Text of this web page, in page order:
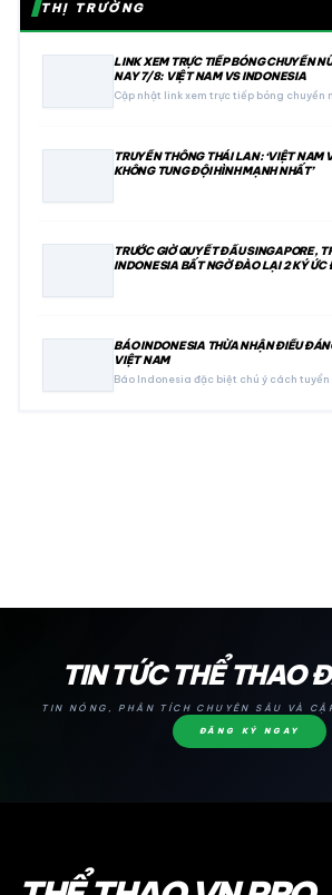
THỊ TRƯỜNG
LINK XEM TRỰC TIẾP BÓNG CHUYỀN
NAY 7/8: VIỆT NAM VS INDONESIA
Cập nhật link xem trực tiếp bóng chuyền
TRUYỀN THÔNG THÁI LAN: ‘VIỆT NAM
KHÔNG TUNG ĐỘI HÌNH MẠNH NHẤT’
TRƯỚC GIỜ QUYẾT ĐẤU SINGAPORE,
INDONESIA BẤT NGỜ ĐÀO LẠI 2 KÝ ỨC
BÁO INDONESIA THỪA NHẬN ĐIỀU
VIỆT NAM
Báo Indonesia đặc biệt chú ý cách tuyển
TIN TỨC THỂ THAO
TIN NÓNG, PHÂN TÍCH CHUYÊN SÂU VÀ
ĐĂNG KÝ NGAY